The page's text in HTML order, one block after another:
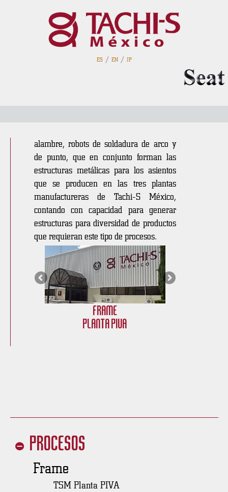
ES/ EN/ JP
alambre, robots de soldadura de arco y
de punto, que en conjunto forman las
estructuras metálicas para los asientos
que se producen en las tres plantas
manufactureras de Tachi-S México,
contando con capacidad para generar
estructuras para diversidad de productos
que requieran este tipo de procesos.
Frame
Planta PIVA
Procesos
Frame
TSM Planta PIVA